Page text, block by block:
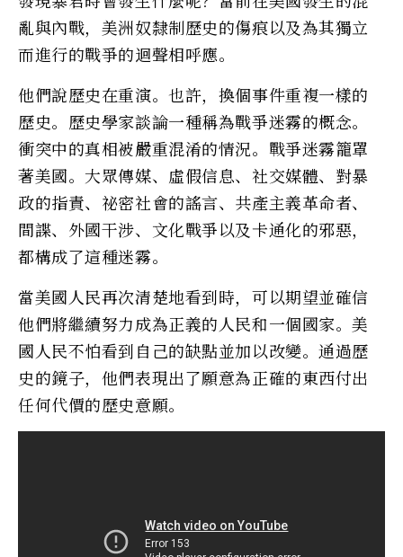
亂與內戰，美洲奴隸制歷史的傷痕以及為其獨立
而進行的戰爭的迴聲相呼應。
他們說歷史在重演。也許，換個事件重複一樣的
歷史。歷史學家談論一種稱為戰爭迷霧的概念。
衝突中的真相被嚴重混淆的情況。戰爭迷霧籠罩
著美國。大眾傳媒、虛假信息、社交媒體、對暴
政的指責、祕密社會的謠言、共產主義革命者、
間諜、外國干涉、文化戰爭以及卡通化的邪惡，
都構成了這種迷霧。
當美國人民再次清楚地看到時，可以期望並確信
他們將繼續努力成為正義的人民和一個國家。美
國人民不怕看到自己的缺點並加以改變。通過歷
史的鏡子，他們表現出了願意為正確的東西付出
任何代價的歷史意願。